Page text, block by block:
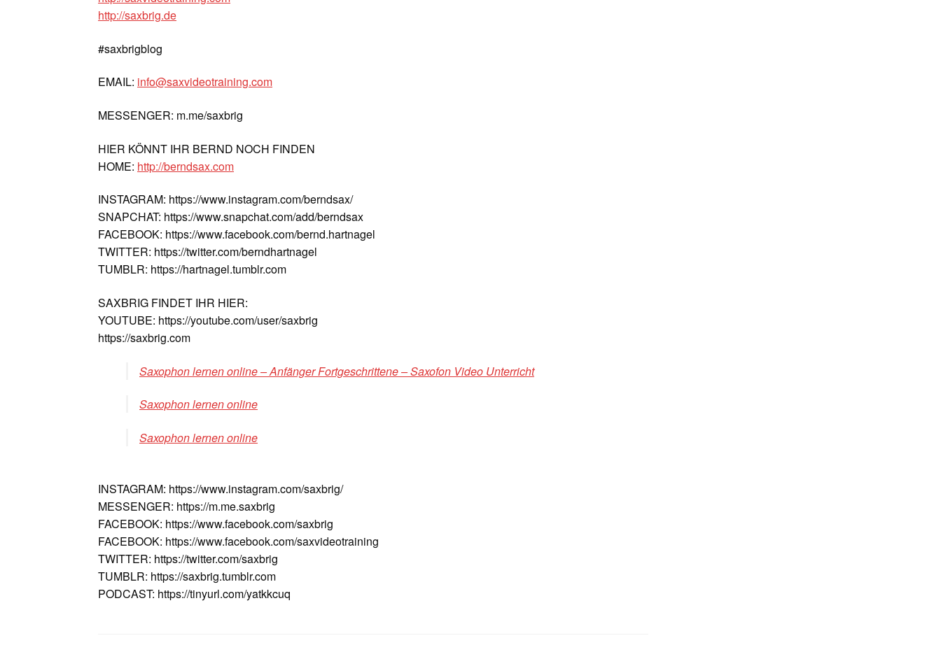
http://saxbrig.de
#saxbrigblog
EMAIL: info@saxvideotraining.com
MESSENGER: m.me/saxbrig
HIER KÖNNT IHR BERND NOCH FINDEN
HOME: http://berndsax.com
INSTAGRAM: https://www.instagram.com/berndsax/
SNAPCHAT: https://www.snapchat.com/add/berndsax
FACEBOOK: https://www.facebook.com/bernd.hartnagel
TWITTER: https://twitter.com/berndhartnagel
TUMBLR: https://hartnagel.tumblr.com
SAXBRIG FINDET IHR HIER:
YOUTUBE: https://youtube.com/user/saxbrig
https://saxbrig.com
Saxophon lernen online – Anfänger Fortgeschrittene – Saxofon Video Unterricht
Saxophon lernen online
Saxophon lernen online
INSTAGRAM: https://www.instagram.com/saxbrig/
MESSENGER: https://m.me.saxbrig
FACEBOOK: https://www.facebook.com/saxbrig
FACEBOOK: https://www.facebook.com/saxvideotraining
TWITTER: https://twitter.com/saxbrig
TUMBLR: https://saxbrig.tumblr.com
PODCAST: https://tinyurl.com/yatkkcuq